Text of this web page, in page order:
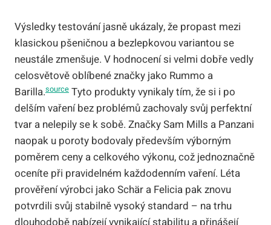
Výsledky testování jasně ukázaly, že propast mezi
klasickou pšeničnou a bezlepkovou variantou se
neustále zmenšuje. V hodnocení si velmi dobře vedly
celosvětově oblíbené značky jako Rummo a
Barilla.source Tyto produkty vynikaly tím, že si i po
delším vaření bez problémů zachovaly svůj perfektní
tvar a nelepily se k sobě. Značky Sam Mills a Panzani
naopak u poroty bodovaly především výborným
poměrem ceny a celkového výkonu, což jednoznačně
oceníte při pravidelném každodenním vaření. Léta
prověření výrobci jako Schär a Felicia pak znovu
potvrdili svůj stabilně vysoký standard – na trhu